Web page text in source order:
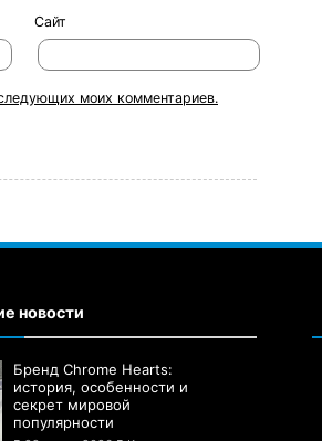
Сайт
моих комментариев.
новости
Бренд Chrome Hearts:
история, особенности и
секрет мировой
популярности